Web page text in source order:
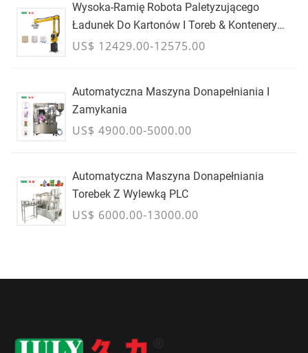
Wysoka-Ramię Robota Paletyzującego
Ładunek Do Kartonów I Toreb & Kontenery
Zbiorcze - LIPIEC
US$ 12429.00-12575.00
Automatyczna Maszyna Donapełniania I
Zamykania
US$ 4900.00-5000.00
Automatyczna Maszyna Donapełniania
Torebek Z Wylewką PLC
US$ 6000.00-13000.00